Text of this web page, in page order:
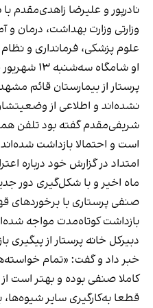
نادرپور و علیرضا زاهدی‌مقدم
وزارتی وزارت بهداشت، درمان
علوم پزشکی، فرمانداری و
او شامگاه
پرستار از بیمارستان قائم
نشده‌اند و اطلاعی از
شریفی‌مقدم گفته بود تلفن
است و احتمالا بازداشت
امتداد در گزارش خود درباره
ماه اخیر و با شکل‌گیری دور
صنفی پرستاری با برخوردهای
بازداشت کوتاه‌مدت مواجه
دبیرکل خانه پرستار از
خبر داد و گفت: «تمام
کاملا صنفی بوده و بهتر است
قطعا به‌کارگیری سایر